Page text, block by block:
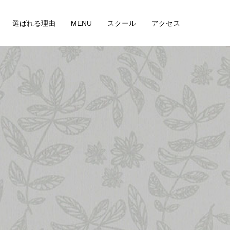
選ばれる理由 MENU スクール アクセス